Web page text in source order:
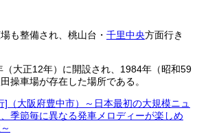
も整備され、桃山台・ 千里中央方面行き
大正12年）に開設され、1984年（昭和59
操車場が存在した場所である。